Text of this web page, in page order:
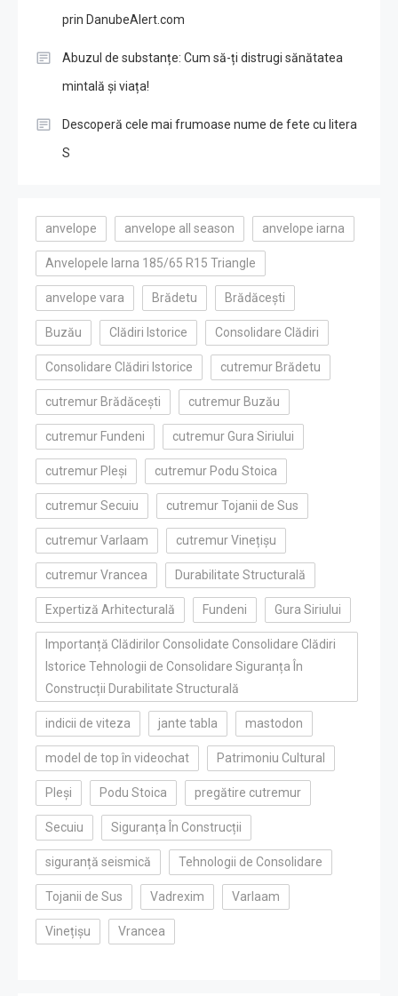
prin DanubeAlert.com
Abuzul de substanțe: Cum să-ți distrugi sănătatea
mintală și viața!
Descoperă cele mai frumoase nume de fete cu litera
S
anvelope anvelope all season anvelope iarna
Anvelopele Iarna 185/65 R15 Triangle
anvelope vara Brădetu Brădăcești
Buzău Clădiri Istorice Consolidare Clădiri
Consolidare Clădiri Istorice cutremur Brădetu
cutremur Brădăcești cutremur Buzău
cutremur Fundeni cutremur Gura Siriului
cutremur Pleși cutremur Podu Stoica
cutremur Secuiu cutremur Tojanii de Sus
cutremur Varlaam cutremur Vinețișu
cutremur Vrancea Durabilitate Structurală
Expertiză Arhitecturală Fundeni Gura Siriului
Importanță Clădirilor Consolidate Consolidare Clădiri
Istorice Tehnologii de Consolidare Siguranța În
Construcții Durabilitate Structurală
indicii de viteza jante tabla mastodon
model de top în videochat Patrimoniu Cultural
Pleși Podu Stoica pregătire cutremur
Secuiu Siguranța În Construcții
siguranță seismică Tehnologii de Consolidare
Tojanii de Sus Vadrexim Varlaam
Vinețișu Vrancea